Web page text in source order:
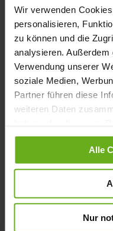
Wir verwenden
personalisieren,
zu können und die
analysieren.
Verwendung unserer
soziale Medien,
Partner führen diese
weiteren Daten
gesammelt haben.
Alle
Nur
Kollektion punktet der
durch die Polsterung
Schicht aus
die antibakteriell wirkt
Unser Fazit: KLARA hat
Details
WORKING GROUP
(vegetabil / chromfrei)
Nachhaltiges Produkt,